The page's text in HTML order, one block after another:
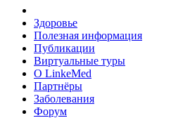
Здоровье
Полезная информация
Публикации
Виртуальные туры
О LinkeMed
Партнёры
Заболевания
Форум